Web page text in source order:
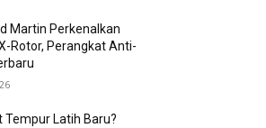
Martin Perkenalkan
Rotor, Perangkat Anti-
Tempur Latih Baru?